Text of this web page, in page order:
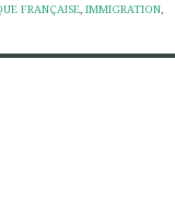
FRANÇAISE, IMMIGRATION,